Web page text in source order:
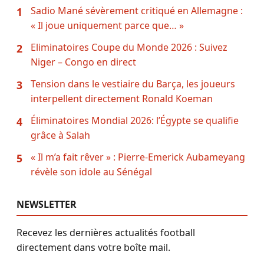
1
Sadio Mané sévèrement critiqué en Allemagne :
« Il joue uniquement parce que… »
2
Eliminatoires Coupe du Monde 2026 : Suivez
Niger – Congo en direct
3
Tension dans le vestiaire du Barça, les joueurs
interpellent directement Ronald Koeman
4
Éliminatoires Mondial 2026: l’Égypte se qualifie
grâce à Salah
5
« Il m’a fait rêver » : Pierre-Emerick Aubameyang
révèle son idole au Sénégal
NEWSLETTER
Recevez les dernières actualités football
directement dans votre boîte mail.